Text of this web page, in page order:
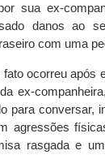
sua ex-
danos ao
com uma
fato ocorreu após
ex-
para conversar,
agressões
rasgada e